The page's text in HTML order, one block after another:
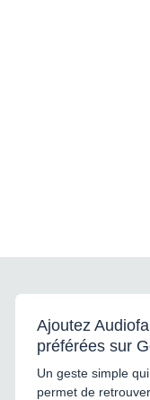
Ajoutez
préférées sur
Un geste simple
permet de